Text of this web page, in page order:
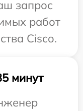
запрос
работ
Cisco.
минут